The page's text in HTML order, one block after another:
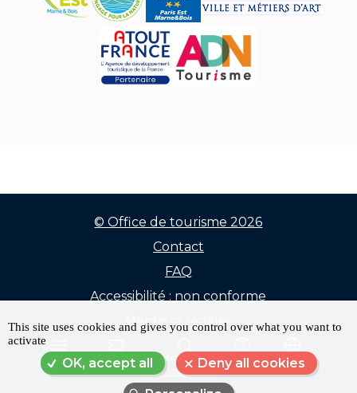
© Office de tourisme 2026
Pied
de
page
Contact
FAQ
Accessibilité : non conforme
Mentions légales
Plan du site
MENU RÉSERVER RECHERCHE FAQ LANGUE
This site uses cookies and gives you control over what you want to
activate
OK, accept all Deny all cookies